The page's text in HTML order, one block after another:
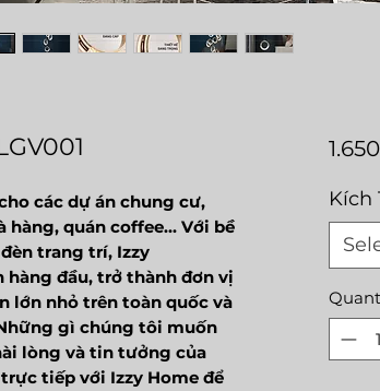
các dự án chung cư,
hàng, quán coffee... Với bề
trang trí, Izzy
hàng đầu, trở thành đơn vị
lớn nhỏ trên toàn quốc và
gì chúng tôi muốn
lòng và tin tưởng của
tiếp với Izzy Home để
Kích